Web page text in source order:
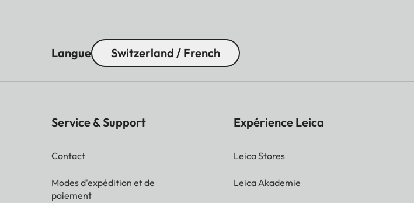
Langue Switzerland / French
Service & Support
Contact
Modes d'expédition et de
paiement
Expérience Leica
Leica Stores
Leica Akademie